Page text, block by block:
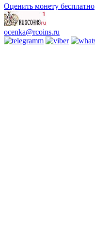
Оценить монету бесплатно
ocenka@rcoins.ru